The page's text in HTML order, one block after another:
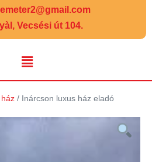
Vecsési út 104.
/ Inárcson luxus ház eladó